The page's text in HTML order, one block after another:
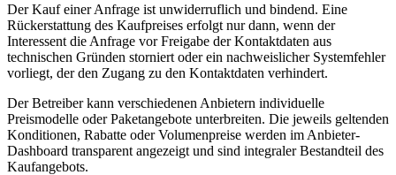
Der Kauf einer Anfrage ist unwiderruflich und bindend. Eine
Rückerstattung des Kaufpreises erfolgt nur dann, wenn der
Interessent die Anfrage vor Freigabe der Kontaktdaten aus
technischen Gründen storniert oder ein nachweislicher Systemfehler
vorliegt, der den Zugang zu den Kontaktdaten verhindert.
Der Betreiber kann verschiedenen Anbietern individuelle
Preismodelle oder Paketangebote unterbreiten. Die jeweils geltenden
Konditionen, Rabatte oder Volumenpreise werden im Anbieter-
Dashboard transparent angezeigt und sind integraler Bestandteil des
Kaufangebots.